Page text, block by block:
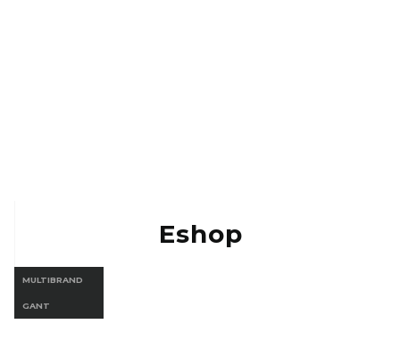
Eshop
MULTIBRAND
GANT